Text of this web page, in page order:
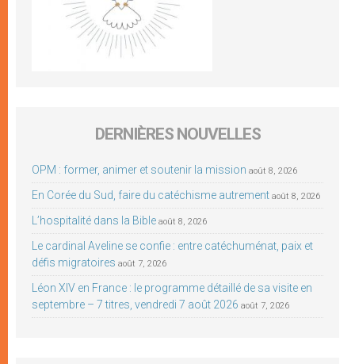
DERNIÈRES NOUVELLES
OPM : former, animer et soutenir la mission août 8, 2026
En Corée du Sud, faire du catéchisme autrement août 8, 2026
L’hospitalité dans la Bible août 8, 2026
Le cardinal Aveline se confie : entre catéchuménat, paix et
défis migratoires août 7, 2026
Léon XIV en France : le programme détaillé de sa visite en
septembre – 7 titres, vendredi 7 août 2026 août 7, 2026